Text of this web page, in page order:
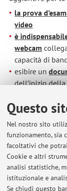
Questo
Nel nostro sito
funzionamento, sia
facoltativi che
Cookie e altri
analisi statistiche,
istituzionale e
Se chiudi questo
la prova
video
è
webcam
capacità di
esibire un
dell’inizio della
Esami online:
Pubblicato il: 11 aprile